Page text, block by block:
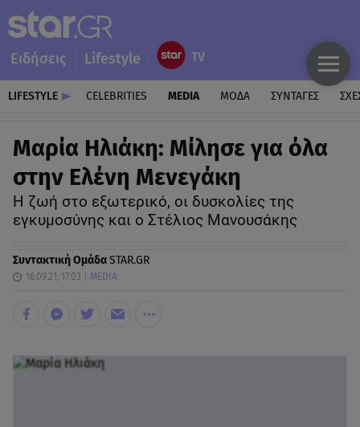
Ειδήσεις Lifestyle
LIFESTYLE CELEBRITIES MEDIA ΜΟΔΑ ΣΥΝΤΑΓΕΣ
Μαρία Ηλιάκη: Μίλησε για όλα
στην Ελένη Μενεγάκη
Η ζωή στο εξωτερικό, οι δυσκολίες της
εγκυμοσύνης και ο Στέλιος Μανουσάκης
Συντακτική ΟμάδαSTAR.GR
16.09.21, 17:03 MEDIA